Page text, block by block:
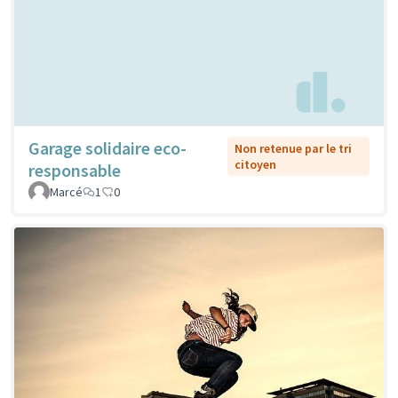
Garage solidaire eco-
responsable
Non retenue par le tri
citoyen
Marcé
1 0